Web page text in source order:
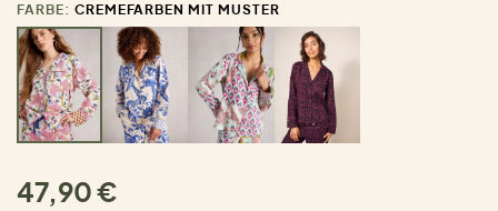
FARBE: CREMEFARBEN MIT MUSTER
47,90 €